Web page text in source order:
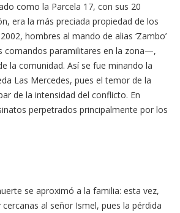
como la Parcela 17, con sus 20
era la más preciada propiedad de los
hombres al mando de alias ‘Zambo’
comandos paramilitares en la zona—,
la comunidad. Así se fue minando la
Las Mercedes, pues el temor de la
de la intensidad del conflicto. En
perpetrados principalmente por los
se aproximó a la familia: esta vez,
al señor Ismel, pues la pérdida